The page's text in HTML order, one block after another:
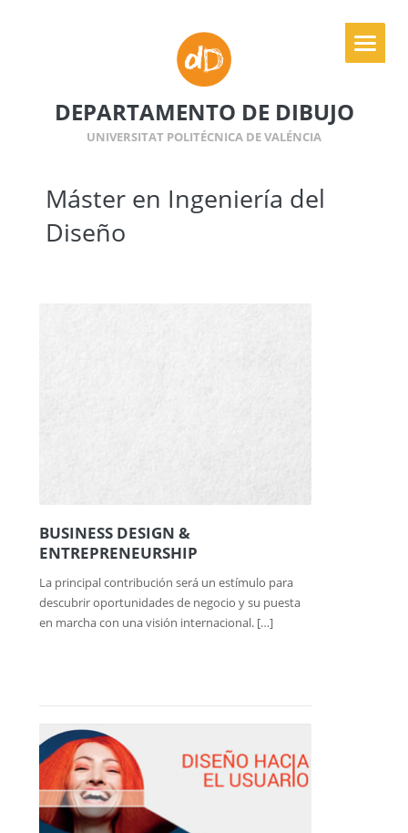
DEPARTAMENTO DE DIBUJO
UNIVERSITAT POLITÉCNICA DE VALÉNCIA
Máster en Ingeniería del
Diseño
BUSINESS DESIGN &
ENTREPRENEURSHIP
La principal contribución será un estímulo para
descubrir oportunidades de negocio y su puesta
en marcha con una visión internacional. […]